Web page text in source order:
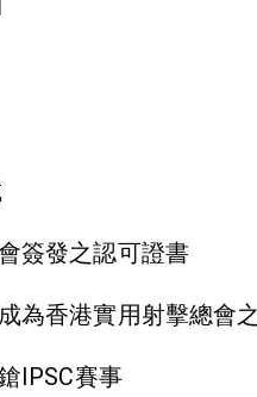
簽發之認可證書
為香港實用射擊總會
IPSC賽事